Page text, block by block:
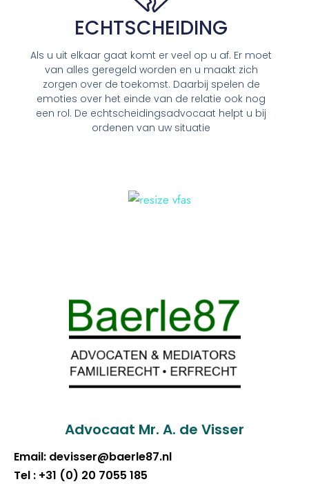
ECHTSCHEIDING
Als u uit elkaar gaat komt er veel op u af. Er moet
van alles geregeld worden en u maakt zich
zorgen over de toekomst. Daarbij spelen de
emoties over het einde van de relatie ook nog
een rol. De echtscheidingsadvocaat helpt u bij
ordenen van uw situatie
Advocaat Mr. A. de Visser
Email: devisser@baerle87.nl
Tel : +31 (0) 20 7055 185